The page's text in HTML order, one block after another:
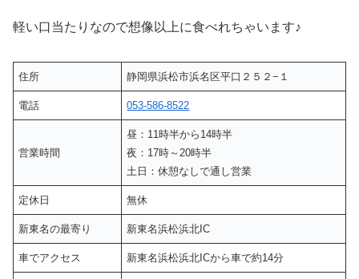
軽い口当たりなので想像以上に食べれちゃいます♪
住所 静岡県浜松市浜名区平口２５２−１
電話 053-586-8522
営業時間
昼：11時半から14時半
夜：17時～20時半
土日：休憩なしで通し営業
定休日 無休
新東名の最寄り 新東名浜松浜北IC
車でアクセス 新東名浜松浜北ICから車で約14分